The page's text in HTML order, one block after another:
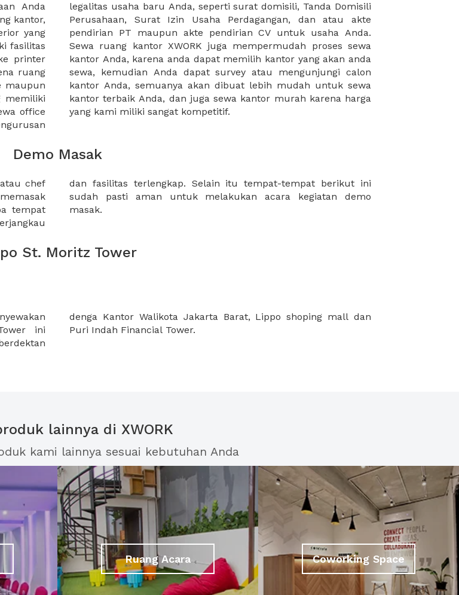
Anda
kantor,
yang
fasilitas
printer
ruang
maupun
memiliki
office
Domisili
akte
Anda.
sewa
anda
calon
sewa
harga
yang kami miliki sangat kompetitif.
Demo Masak
chef
tempat
ini
demo
masak.
St. Moritz Tower
ini
mall dan
Puri Indah Financial Tower.
lainnya di XWORK
kami lainnya sesuai kebutuhan Anda
Ruang Acara Coworking Space